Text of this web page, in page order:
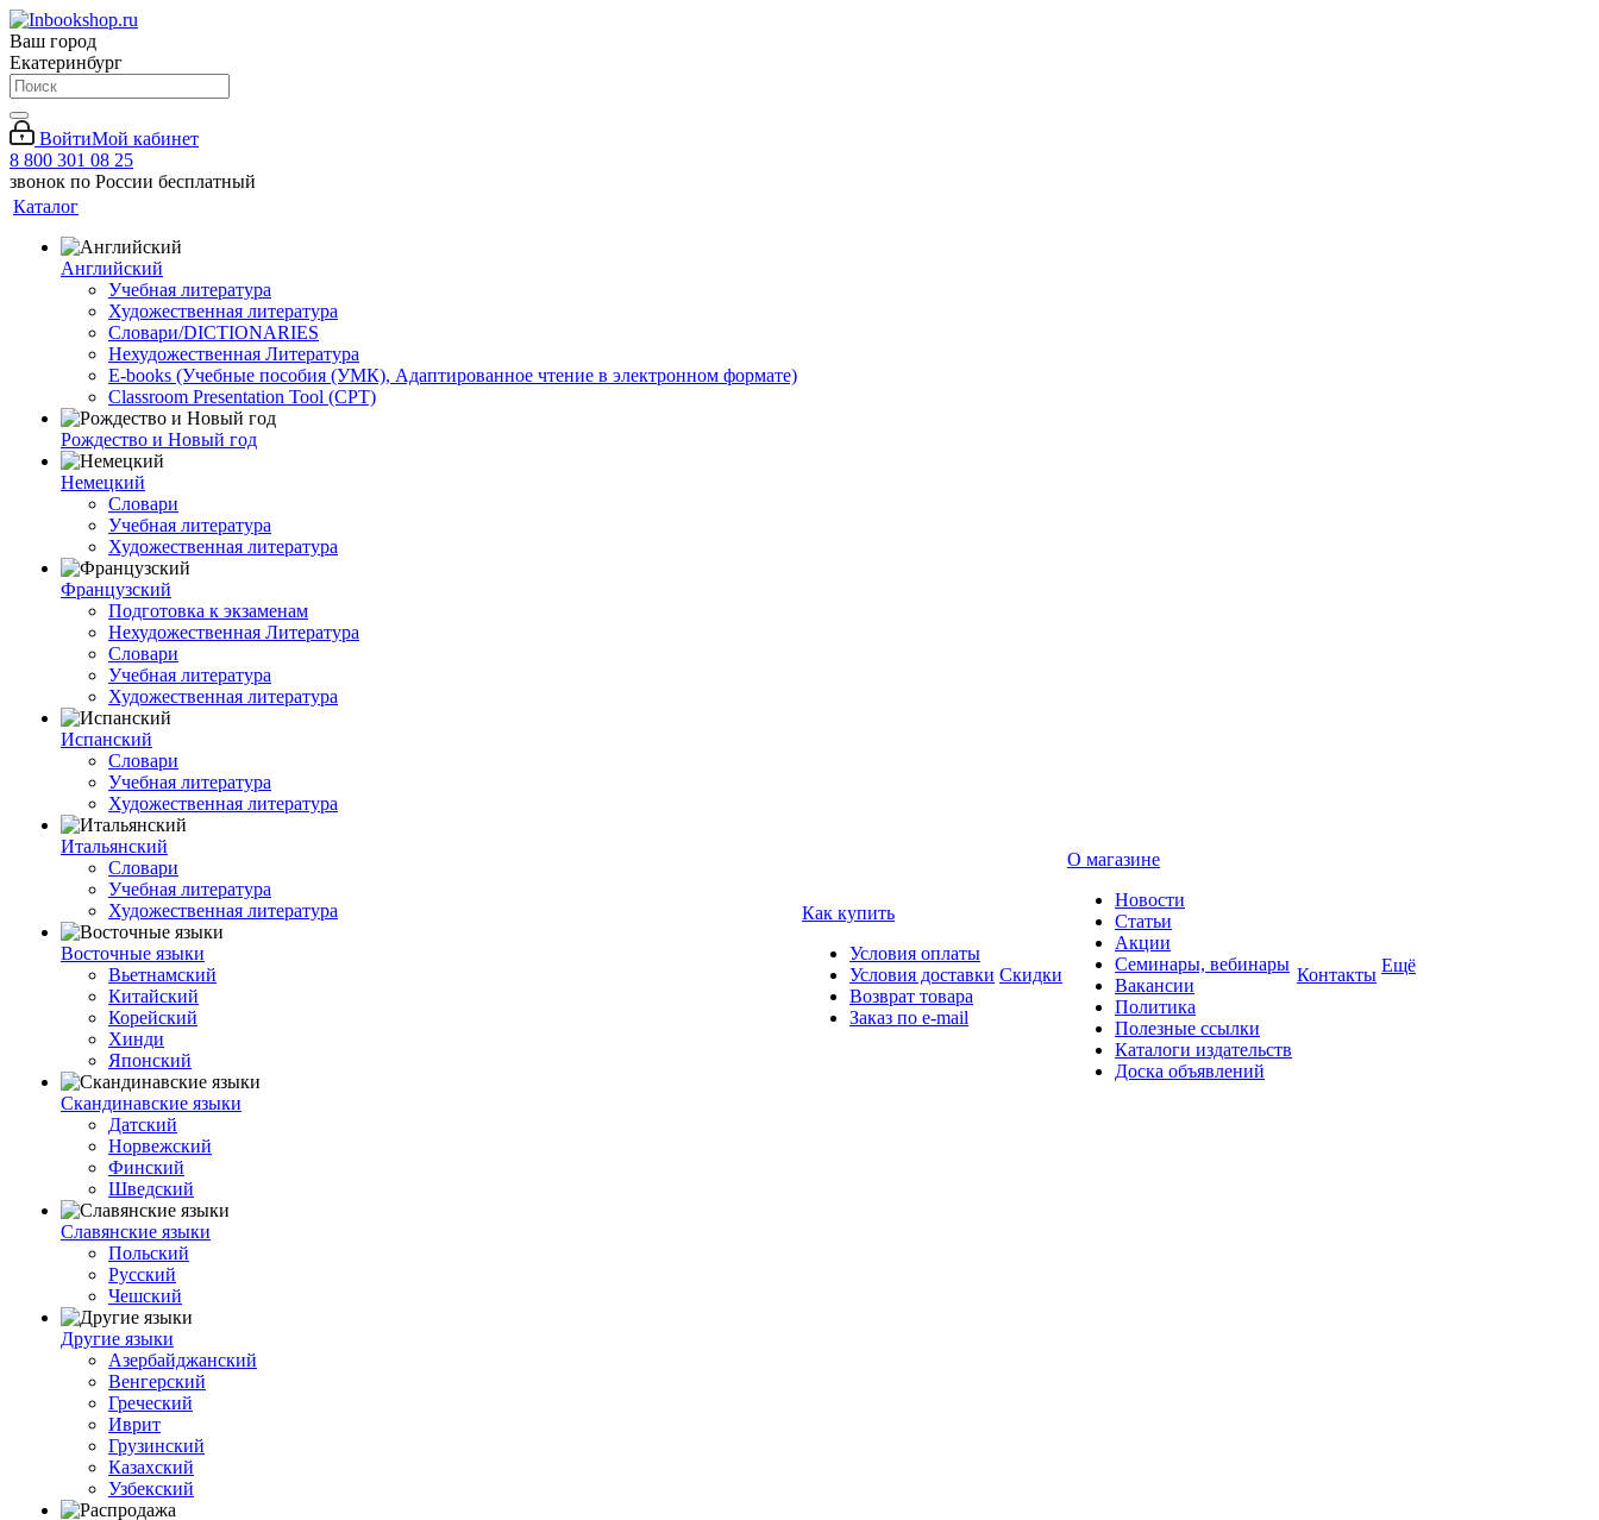
Ваш город
Екатеринбург
ВойтиМой кабинет
8 800 301 08 25
звонок по России бесплатный
Каталог
Английский
Учебная литература
Художественная литература
Словари/DICTIONARIES
Нехудожественная Литература
E-books (Учебные пособия (УМК), Адаптированное чтение в электронном формате)
Classroom Presentation Tool (CPT)
Рождество и Новый год
Немецкий
Словари
Учебная литература
Художественная литература
Французский
Подготовка к экзаменам
Нехудожественная Литература
Словари
Учебная литература
Художественная литература
Испанский
Словари
Учебная литература
Художественная литература
Итальянский
Словари
Учебная литература
Художественная литература
Восточные языки
Вьетнамский
Китайский
Корейский
Хинди
Японский
Скандинавские языки
Датский
Норвежский
Финский
Шведский
Славянские языки
Польский
Русский
Чешский
Другие языки
Азербайджанский
Венгерский
Греческий
Иврит
Грузинский
Казахский
Узбекский
Как купить
Условия оплаты
Условия доставки
Возврат товара
Заказ по e-mail
Скидки
О магазине
Новости
Статьи
Акции
Семинары, вебинары
Вакансии
Политика
Полезные ссылки
Каталоги издательств
Доска объявлений
Контакты Ещё